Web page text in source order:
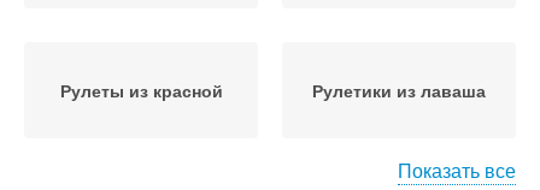
Рулеты из красной Рулетики из лаваша
Показать все